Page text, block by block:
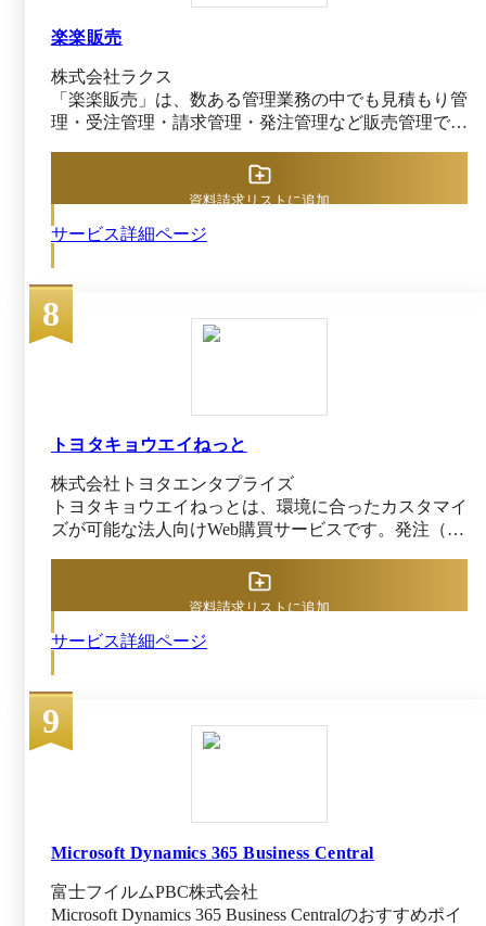
フォーマット設定を行えます。過去の依頼内容をコピ
ーして流用できるほか、依頼頻度の高い取引先、同様
です。さらに、単価や金額を基準にした細かな承認経
路を設定できるだけではなく、固定の申請経路も組め
ます。 見積は過去の回答履歴から回答したり、ロッ
価スコアを比較しながら選定、承認も行えるほか、材
料費／加工費などの単価明細も確認可能です。
楽楽販売
株式会社ラクス
「楽楽販売」は、数ある管理業務の中でも見積もり管
理・受注管理・請求管理・発注管理など販売管理でご
複雑な金額計算の自動化、企業ごとのルールにあわせ
たカスタマイズが可能です。 ■販売管理業務で、こん
なため、計算ミスが多発している [2]一つの受注金額
り、手間やミスが発生している [3]書類の作成など、
転記作業が多くミスが発生してしまう [4]パッケージ
だと自社の運用に合わないが、カスタマイズすると高
額になる ▼ 「楽楽販売」なら ▼ [1]複雑な金額計
マイズ可能！ 複雑な金額計算の自動化により手間
やミスを削減！ [2]請求処理、売上計上の効率化で手
処理や売上計上が可能！ 請求締め処理の自動化
で、月末月初の作業を大幅に削減し、ミスも削減！
[3]業務の自動化でミスを削減 ┗ルーチンワークの自
動化、リレーショナルデータベースの実現により、転
記作業は不要に！ 手入力、計算は不要になり、人
為的ミスの大幅な削減が可能！ [4]自社の業務フロー
画面、操作メニューを自社フローに合わせて ノン
していけるので、現場に定着しやすい！
サービス詳細ページ
資料請求リストに追加
8
トヨタキョウエイねっと
株式会社トヨタエンタプライズ
トヨタキョウエイねっとは、環境に合ったカスタマイ
ズが可能な法人向けWeb購買サービスです。発注（見
にて完結するため、紙媒体での社内承認や在庫管理、
買い回りによって発生する小口現金管理は不要です。
に請求書を発行します。利用している会計システムへ
れ次第、データを即日で受け取ることができます。
オフィス消耗品から工場消耗品、書籍、オリジナル名
刺までバリエーション豊かなサプライヤと連携してい
るため、豊富な品揃えから購買可能です。発注完了か
サービス詳細ページ
資料請求リストに追加
9
Microsoft Dynamics 365 Business Central
富士フイルムPBC株式会社
Microsoft Dynamics 365 Business Centralのおすすめポイ